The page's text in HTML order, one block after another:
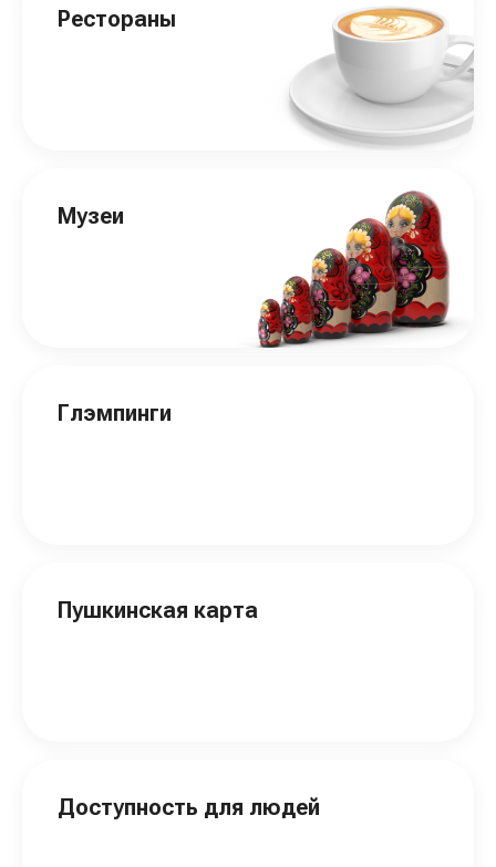
Рестораны
Музеи
Глэмпинги
Пушкинская карта
Доступность для людей